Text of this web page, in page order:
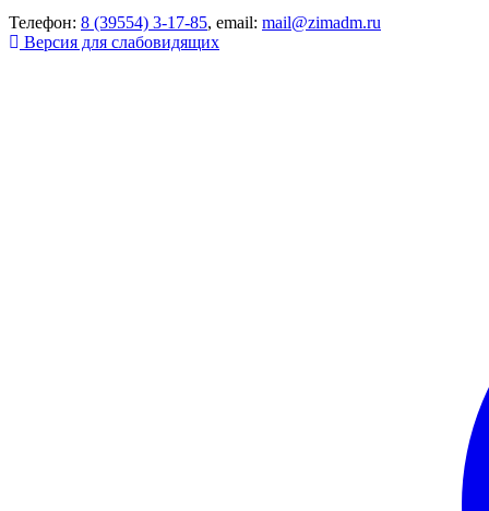
Телефон: 8 (39554) 3-17-85, email: mail@zimadm.ru
Версия для слабовидящих